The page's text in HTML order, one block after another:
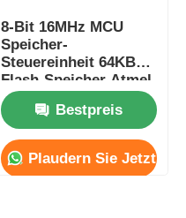
8-Bit 16MHz MCU
Speicher-
Steuereinheit 64KB
Flash-Speicher Atmel
Chip ATMEGA64A-AU
Bestpreis
Plaudern Sie Jetzt